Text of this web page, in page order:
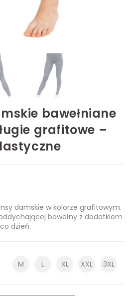
bawełniane
grafitowe –
damskie w kolorze grafitowym.
bawełny z dodatkiem
dzień.
M L XL XXL 3XL